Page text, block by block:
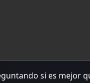
si es mejor